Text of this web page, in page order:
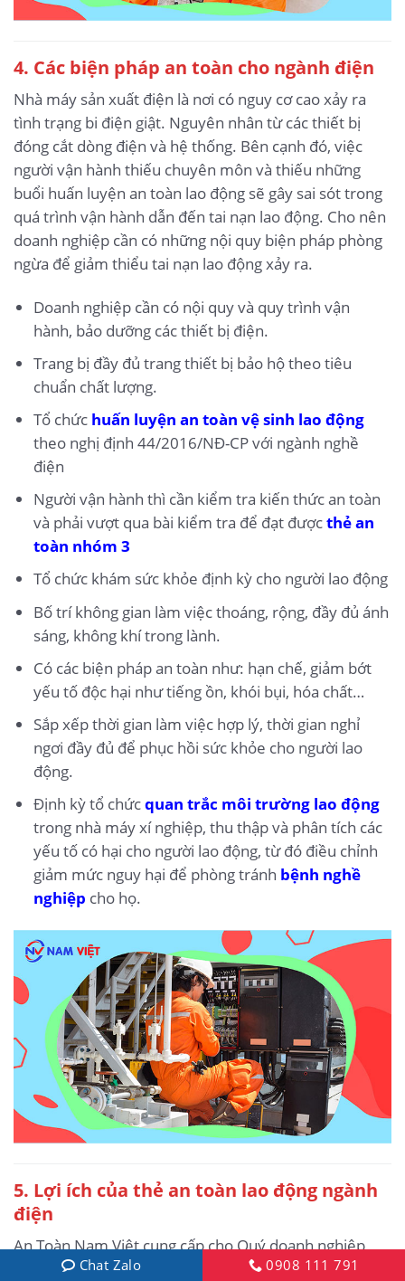
4. Các biện pháp an toàn cho ngành điện
Nhà máy sản xuất điện là nơi có nguy cơ cao xảy ra
tình trạng bi điện giật. Nguyên nhân từ các thiết bị
đóng cắt dòng điện và hệ thống. Bên cạnh đó, việc
người vận hành thiếu chuyên môn và thiếu những
buổi huấn luyện an toàn lao động sẽ gây sai sót trong
quá trình vận hành dẫn đến tai nạn lao động. Cho nên
doanh nghiệp cần có những nội quy biện pháp phòng
ngừa để giảm thiểu tai nạn lao động xảy ra.
Doanh nghiệp cần có nội quy và quy trình vận
hành, bảo dưỡng các thiết bị điện.
Trang bị đầy đủ trang thiết bị bảo hộ theo tiêu
chuẩn chất lượng.
Tổ chức huấn luyện an toàn vệ sinh lao động
theo nghị định 44/2016/NĐ-CP với ngành nghề
điện
Người vận hành thì cần kiểm tra kiến thức an toàn
và phải vượt qua bài kiểm tra để đạt đượcthẻ an
toàn nhóm 3
Tổ chức khám sức khỏe định kỳ cho người lao động
Bố trí không gian làm việc thoáng, rộng, đầy đủ ánh
sáng, không khí trong lành.
Có các biện pháp an toàn như: hạn chế, giảm bớt
yếu tố độc hại như tiếng ồn, khói bụi, hóa chất…
Sắp xếp thời gian làm việc hợp lý, thời gian nghỉ
ngơi đầy đủ để phục hồi sức khỏe cho người lao
động.
Định kỳ tổ chứcquan trắc môi trường lao động
trong nhà máy xí nghiệp, thu thập và phân tích các
yếu tố có hại cho người lao động, từ đó điều chỉnh
giảm mức nguy hại để phòng tránh bệnh nghề
nghiệp cho họ.
5. Lợi ích của thẻ an toàn lao động ngành
điện
An Toàn Nam Việt cung cấp cho Quý doanh nghiệp
những lợi ích tuyệt vời sau khi hoàn thành các khóa
Chat Zalo 0908 111 791